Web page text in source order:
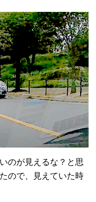
のが見えるな？と思
ので、見えていた時